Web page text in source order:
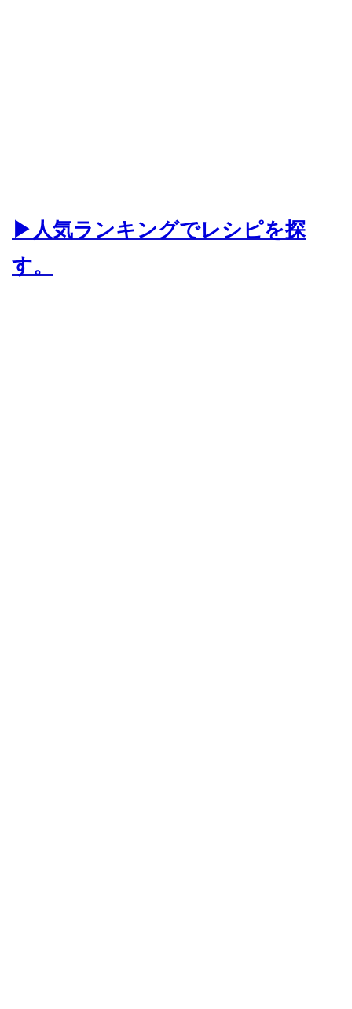
▶人気ランキングでレシピを探
す。